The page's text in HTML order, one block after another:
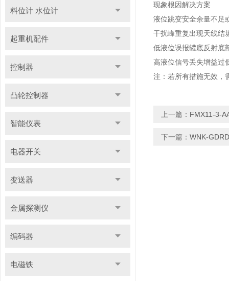
料位计 水位计
起重机配件
控制器
凸轮控制器
智能仪表
电器开关
变送器
金属探测仪
编码器
电磁铁
现象‌‌根因‌‌解决方案‌
液位跳变‌安全余量不足
干扰峰重复出现‌天线结
低液位误报罐底反射‌底
高液位信号丢失‌增益过
注‌：若所有措施无效，
上一篇： FMX11-3-
下一篇： WNK-